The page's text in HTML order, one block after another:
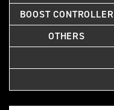
BOOST CONTROLLER
OTHERS